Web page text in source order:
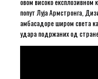
попут Луја Армстронга,
амбасадоре широм света
удара подржаних од